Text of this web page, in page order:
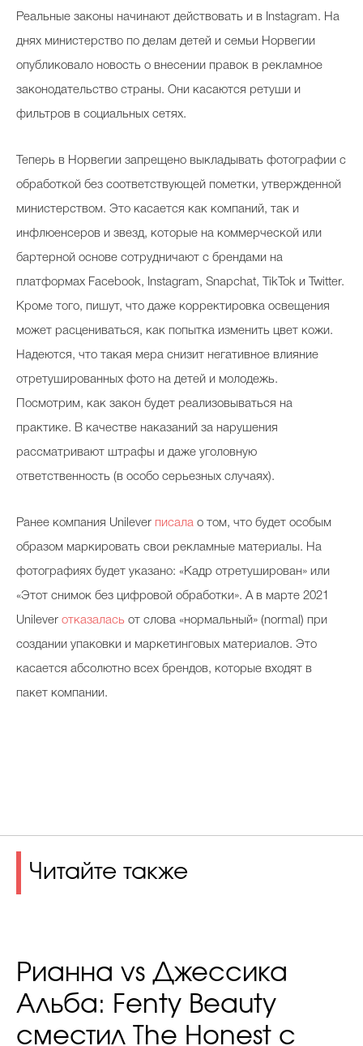
Реальные законы начинают действовать и в Instagram. На
днях министерство по делам детей и семьи Норвегии
опубликовало новость о внесении правок в рекламное
законодательство страны. Они касаются ретуши и
фильтров в социальных сетях.
Теперь в Норвегии запрещено выкладывать фотографии с
обработкой без соответствующей пометки, утвержденной
министерством. Это касается как компаний, так и
инфлюенсеров и звезд, которые на коммерческой или
бартерной основе сотрудничают с брендами на
платформах Facebook, Instagram, Snapchat, TikTok и Twitter.
Кроме того, пишут, что даже корректировка освещения
может расцениваться, как попытка изменить цвет кожи.
Надеются, что такая мера снизит негативное влияние
отретушированных фото на детей и молодежь.
Посмотрим, как закон будет реализовываться на
практике. В качестве наказаний за нарушения
рассматривают штрафы и даже уголовную
ответственность (в особо серьезных случаях).
Ранее компания Unilever писала о том, что будет особым
образом маркировать свои рекламные материалы. На
фотографиях будет указано: «Кадр отретуширован» или
«Этот снимок без цифровой обработки». А в марте 2021
Unilever отказалась от слова «нормальный» (normal) при
создании упаковки и маркетинговых материалов. Это
касается абсолютно всех брендов, которые входят в
пакет компании.
Читайте также
Рианна vs Джессика
Альба: Fenty Beauty
cместил The Honest с